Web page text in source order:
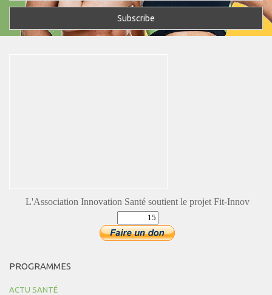
L'Association Innovation Santé soutient le projet Fit-Innov
PROGRAMMES
ACTU SANTÉ